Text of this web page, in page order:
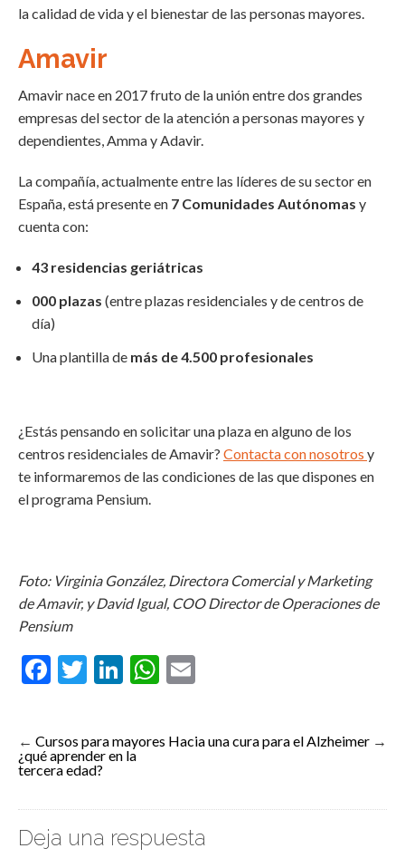
la calidad de vida y el bienestar de las personas mayores.
Amavir
Amavir nace en 2017 fruto de la unión entre dos grandes
empresas del sector de la atención a personas mayores y
dependientes, Amma y Adavir.
La compañía, actualmente entre las líderes de su sector en
España, está presente en 7 Comunidades Autónomas y
cuenta con:
43 residencias geriátricas
000 plazas (entre plazas residenciales y de centros de
día)
Una plantilla de más de 4.500 profesionales
¿Estás pensando en solicitar una plaza en alguno de los
centros residenciales de Amavir? Contacta con nosotros y
te informaremos de las condiciones de las que dispones en
el programa Pensium.
Foto: Virginia González, Directora Comercial y Marketing
de Amavir, y David Igual, COO Director de Operaciones de
Pensium
Facebook
Twitter
LinkedIn
WhatsApp
Hacia una cura para el Alzheimer →
← Cursos para mayores
¿qué aprender en la
tercera edad?
Deja una respuesta